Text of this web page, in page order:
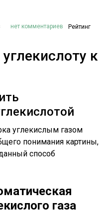
нет комментариев Рейтинг
к
углекислым газом
понимания картины,
способ
газа